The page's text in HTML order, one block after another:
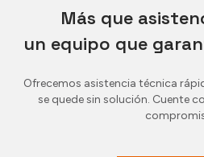
Más que
un equipo que
Ofrecemos asistencia técnica
se quede sin solución. Cuente